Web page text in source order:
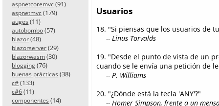
aspnetcoremvc (91)
aspnetmvc (179)
auges (11)
autobombo (57)
blazor (48)
blazorserver (29)
blazorwasm (30)
blogging (76)
buenas prácticas (38)
c# (133)
c#6 (11)
componentes (14)
Usuarios
18. "Si piensas que los usuarios de
-- Linus Torvalds
19. "Desde el punto de vista de un
cuando se le envía una petición de
-- P. Williams
20. "¿Dónde está la tecla 'ANY'?"
-- Homer Simpson, frente a un